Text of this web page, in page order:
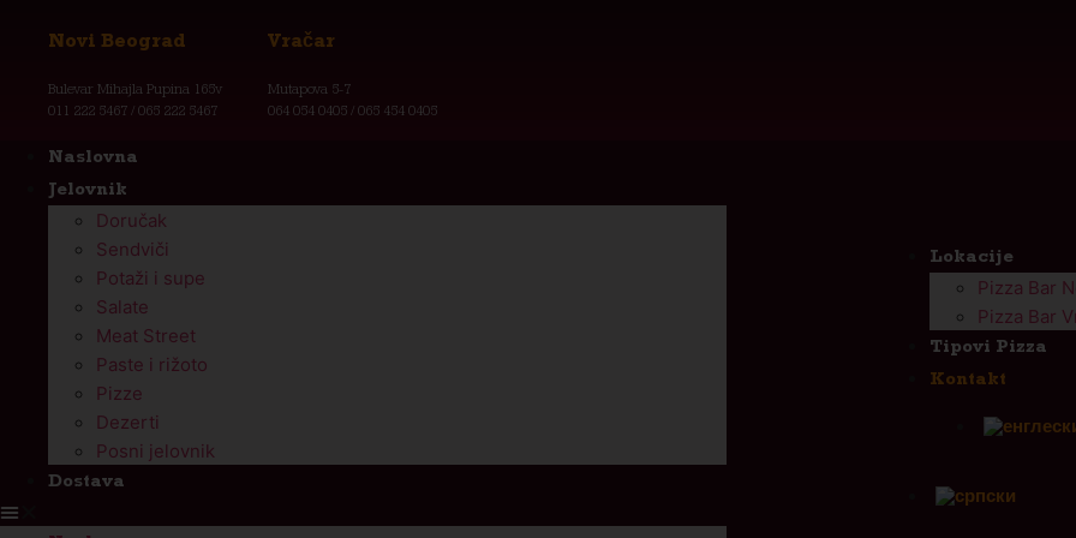
Novi Beograd
Bulevar Mihajla Pupina 165v
011 222 5467 / 065 222 5467
Vračar
Mutapova 5-7
064 054 0405 / 065 454 0405
Naslovna
Jelovnik
Doručak
Sendviči
Potaži i supe
Salate
Meat Street
Paste i rižoto
Pizze
Dezerti
Posni jelovnik
Dostava
Lokacije
Pizza Bar
Pizza Bar
Tipovi Pizza
Kontakt